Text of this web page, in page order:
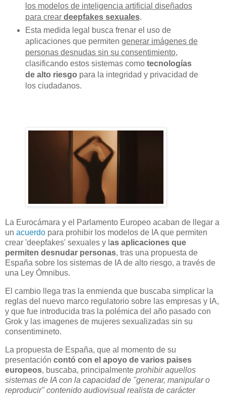
los modelos de inteligencia artificial diseñados
para crear deepfakes sexuales.
Esta medida legal busca frenar el uso de
aplicaciones que permiten generar imágenes de
personas desnudas sin su consentimiento,
clasificando estos sistemas como tecnologías
de alto riesgo para la integridad y privacidad de
los ciudadanos.
La Eurocámara y el Parlamento Europeo acaban de llegar a
un acuerdo para prohibir los modelos de IA que permiten
crear 'deepfakes' sexuales y l as aplicaciones que
permiten desnudar personas, tras una propuesta de
España sobre los sistemas de IA de alto riesgo, a través de
una Ley Ómnibus.
El cambio llega tras la enmienda que buscaba simplicar la
reglas del nuevo marco regulatorio sobre las empresas y IA,
y que fue introducida tras la polémica del año pasado con
Grok y las imagenes de mujeres sexualizadas sin su
consentimineto.
La propuesta de España, que al momento de su
presentación contó con el apoyo de varios paises
europeos, buscaba, principalmente prohibir aquellos
sistemas de IA con la capacidad de "generar, manipular o
reproducir" contenido audiovisual realista de carácter